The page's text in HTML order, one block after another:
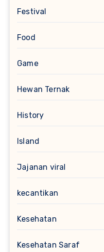
Festival
Food
Game
Hewan Ternak
History
Island
Jajanan viral
kecantikan
Kesehatan
Kesehatan Saraf